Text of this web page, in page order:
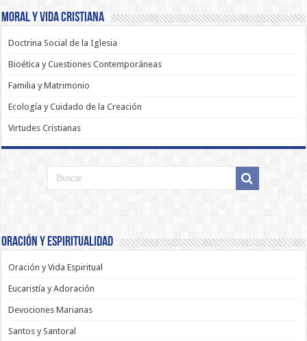
Moral y Vida Cristiana
Doctrina Social de la Iglesia
Bioética y Cuestiones Contemporáneas
Familia y Matrimonio
Ecología y Cuidado de la Creación
Virtudes Cristianas
Oración y Espiritualidad
Oración y Vida Espiritual
Eucaristía y Adoración
Devociones Marianas
Santos y Santoral